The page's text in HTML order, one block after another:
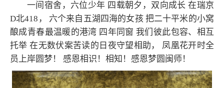
一间宿舍，六位少年 四载朝夕，双向成长 在瑞京
D北418， 六个来自五湖四海的女孩 把二十平米的小窝
酿成青春最温暖的港湾 四年同窗 我们彼此包容、相互
托举 在无数伏案苦读的日夜守望相助， 凤凰花开时全
员上岸圆梦！ 感恩相识！相知！感恩梦圆闽师！